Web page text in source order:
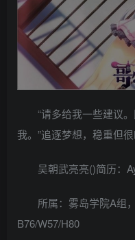
“请多给我一些建议。
我。”追逐梦想，稳重但
吴朝武亮亮()简历：
所属：雾岛学院A组，
B76/W57/H80